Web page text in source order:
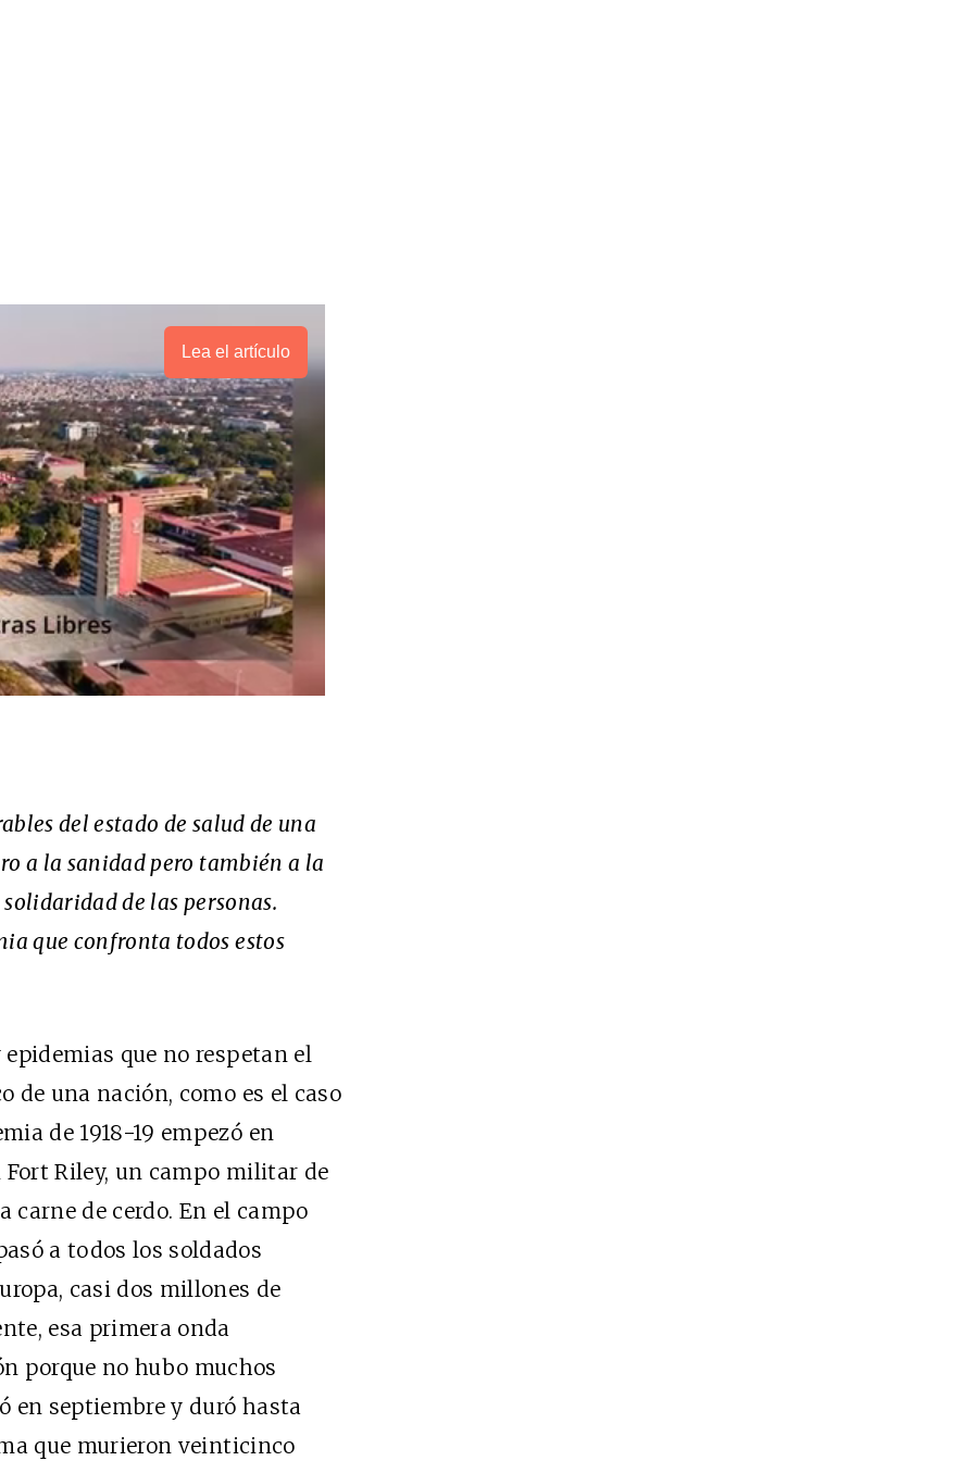
Lea el artículo
del estado de salud de una
a la sanidad pero también a la
de las personas.
que confronta todos estos
que no respetan el
de una nación, como es el caso
de 1918-19 empezó en
Fort Riley, un campo militar de
carne de cerdo. En el campo
a todos los soldados
casi dos millones de
esa primera onda
porque no hubo muchos
en septiembre y duró hasta
que murieron veinticinco